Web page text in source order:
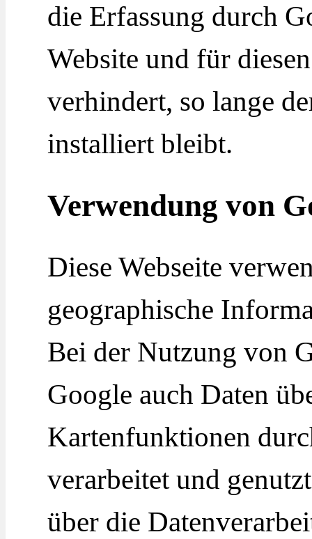
die Erfassung durch
Website und für
verhindert, so lange
installiert bleibt.
Verwendung von
Diese Webseite
geographische
Bei der Nutzung von
Google auch Daten
Kartenfunktionen
verarbeitet und
über die